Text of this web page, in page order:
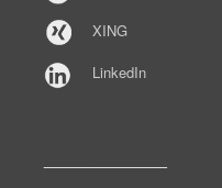
XING
LinkedIn